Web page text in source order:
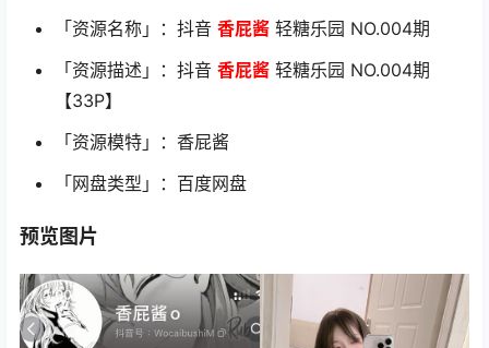
「资源名称」：抖音 香屁酱 轻糖乐园 NO.004期
「资源描述」：抖音 香屁酱 轻糖乐园 NO.004期
【33P】
「资源模特」：香屁酱
「网盘类型」：百度网盘
预览图片